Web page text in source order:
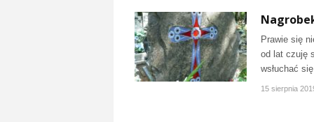
Prawie się
od lat czuję
wsłuchać
15 sierpnia